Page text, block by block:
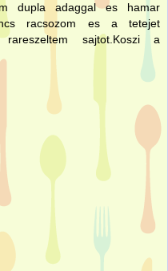
dupla adaggal es hamar
racsozom es a tetejet
sajtot.Koszi a